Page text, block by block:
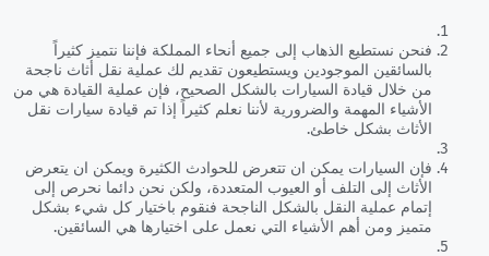
فنحن نستطيع الذهاب إلى جميع أنحاء المملكة فإننا نتميز كثيراً
بالسائقين الموجودين ويستطيعون تقديم لك عملية نقل أثاث ناجحة
من خلال قيادة السيارات بالشكل الصحيح، فإن عملية القيادة هي من
الأشياء المهمة والضرورية لأننا نعلم كثيراً إذا تم قيادة سيارات نقل
الأثاث بشكل خاطئ.
فإن السيارات يمكن ان تتعرض للحوادث الكثيرة ويمكن ان يتعرض
الأثاث إلى التلف أو العيوب المتعددة، ولكن نحن دائما نحرص إلى
إتمام عملية النقل بالشكل الناجحة فنقوم باختيار كل شيء بشكل
متميز ومن أهم الأشياء التي نعمل على اختيارها هي السائقين.